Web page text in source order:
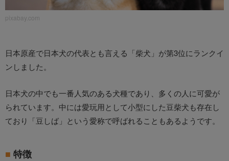
pixabay.com
日本原産で日本犬の代表とも言える「柴犬」が第3位にランクイ
ンしました。
日本犬の中でも一番人気のある犬種であり、多くの人に可愛が
られています。中には愛玩用として小型にした豆柴犬も存在し
ており「豆しば」という愛称で呼ばれることもあるようです。
特徴